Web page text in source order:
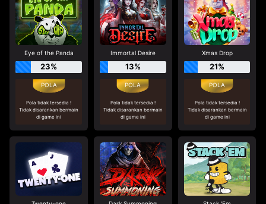
Eye of the Panda
23%
Pola tidak tersedia !
Tidak disarankan bermain
di game ini
Immortal Desire
13%
Pola tidak tersedia !
Tidak disarankan bermain
di game ini
Xmas Drop
21%
Pola tidak tersedia !
Tidak disarankan bermain
di game ini